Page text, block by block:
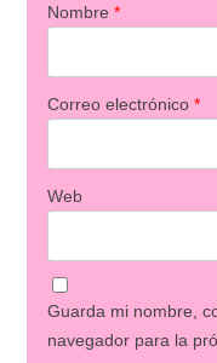
Nombre *
Correo electrónico *
Web
Guarda mi nombre,
navegador para la